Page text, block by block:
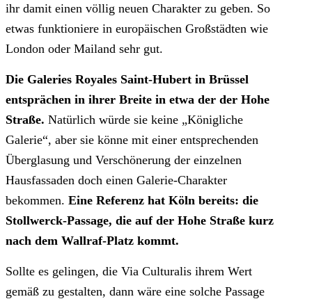
ihr damit einen völlig neuen Charakter zu geben. So
etwas funktioniere in europäischen Großstädten wie
London oder Mailand sehr gut.
Die Galeries Royales Saint-Hubert in Brüssel
entsprächen in ihrer Breite in etwa der der Hohe
Straße. Natürlich würde sie keine „Königliche
Galerie“, aber sie könne mit einer entsprechenden
Überglasung und Verschönerung der einzelnen
Hausfassaden doch einen Galerie-Charakter
bekommen. Eine Referenz hat Köln bereits: die
Stollwerck-Passage, die auf der Hohe Straße kurz
nach dem Wallraf-Platz kommt.
Sollte es gelingen, die Via Culturalis ihrem Wert
gemäß zu gestalten, dann wäre eine solche Passage